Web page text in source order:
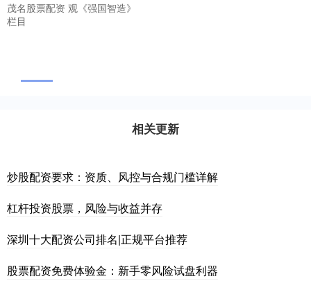
茂名股票配资 观《强国智造》
栏目
相关更新
炒股配资要求：资质、风控与合规门槛详解
杠杆投资股票，风险与收益并存
深圳十大配资公司排名|正规平台推荐
股票配资免费体验金：新手零风险试盘利器